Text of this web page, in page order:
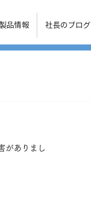
製品情報 社長のブログ
がありまし